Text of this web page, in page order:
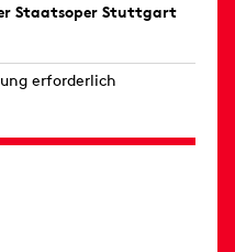
Staatsoper Stuttgart
erforderlich